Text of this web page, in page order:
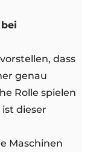
dass
genau
Rolle spielen
dieser
Maschinen